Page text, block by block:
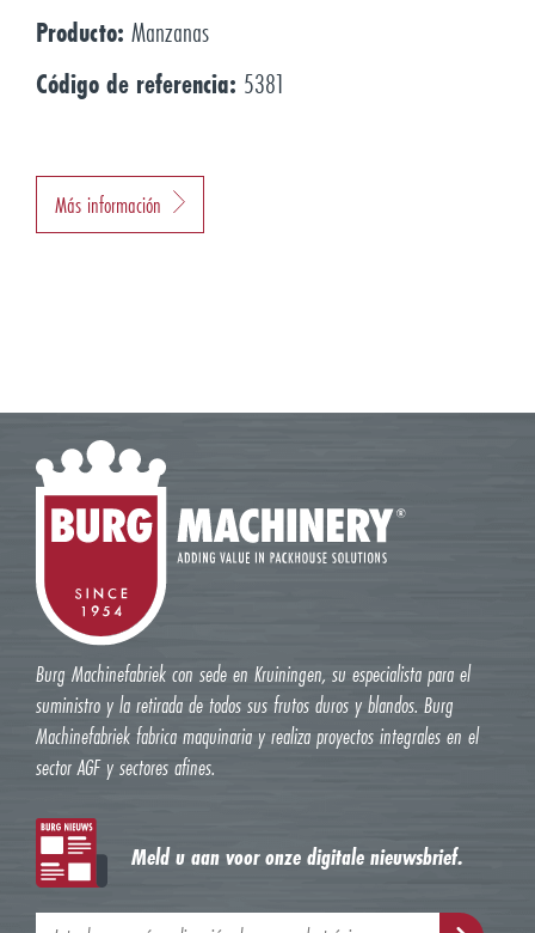
Producto: Manzanas
Código de referencia: 5381
Más información
Burg Machinefabriek con sede en Kruiningen, su especialista para el
suministro y la retirada de todos sus frutos duros y blandos. Burg
Machinefabriek fabrica maquinaria y realiza proyectos integrales en el
sector AGF y sectores afines.
Meld u aan voor onze digitale nieuwsbrief.